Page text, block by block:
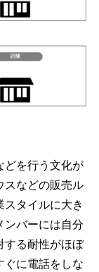
どを行う文化が
スなどの販売ル
タイルに大き
ンバーには自分
する耐性がほぼ
ぐに電話をしな